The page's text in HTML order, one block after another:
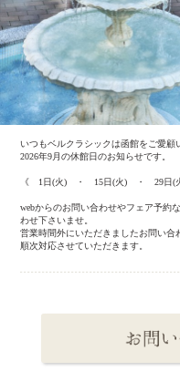
いつもベルクラシックは函館をご愛顧
2026年9月の休館日のお知らせです。
《 1日(火) ・ 15日(火) ・ 29日(
webからのお問い合わせやフェア予約
わせ下さいませ。
営業時間外にいただきましたお問い
順次対応させていただきます。